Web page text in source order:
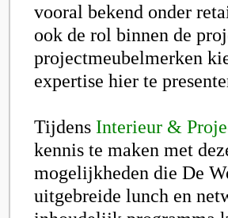
vooral bekend onder
ook de rol binnen de
projectmeubelmerken
expertise hier te
Tijdens Interieur &
kennis te maken met
mogelijkheden die De
uitgebreide lunch en